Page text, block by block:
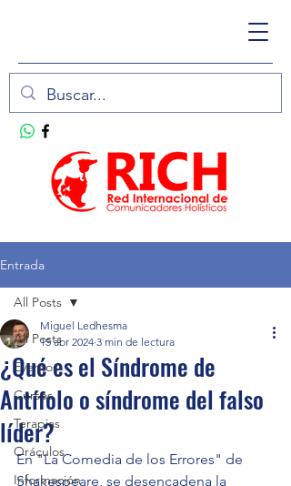
Entrada
All Posts
Eventos
Cursos
Terapias
Oráculos
Información
All Posts
¿Qué es el Síndrome de
Antífolo o síndrome del falso
líder?
Miguel Ledhesma
15 abr 2024 3 min de lectura
En "La Comedia de los Errores" de
Shakespeare, se desencadena la